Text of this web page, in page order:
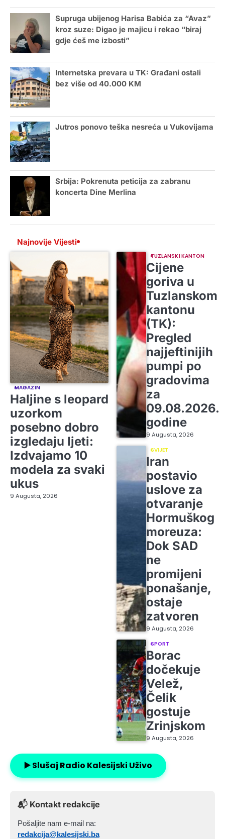
Supruga ubijenog Harisa Babića za “Avaz”
kroz suze: Digao je majicu i rekao “biraj
gdje ćeš me izbosti”
Internetska prevara u TK: Građani ostali
bez više od 40.000 KM
Jutros ponovo teška nesreća u Vukovijama
Srbija: Pokrenuta peticija za zabranu
koncerta Dine Merlina
Najnovije Vijesti
MAGAZIN
Haljine s leopard
uzorkom
posebno dobro
izgledaju ljeti:
Izdvajamo 10
modela za svaki
ukus
9 Augusta, 2026
TUZLANSKI KANTON
Cijene
goriva u
Tuzlanskom
kantonu
(TK):
Pregled
najjeftinijih
pumpi po
gradovima
za
09.08.2026.
godine
9 Augusta, 2026
SVIJET
Iran
postavio
uslove za
otvaranje
Hormuškog
moreuza:
Dok SAD
ne
promijeni
ponašanje,
ostaje
zatvoren
9 Augusta, 2026
SPORT
Borac
dočekuje
Velež,
Čelik
gostuje
Zrinjskom
9 Augusta, 2026
▶️ Slušaj Radio Kalesijski Uživo
📬 Kontakt redakcije
Pošaljite nam e-mail na:
redakcija@kalesijski.ba